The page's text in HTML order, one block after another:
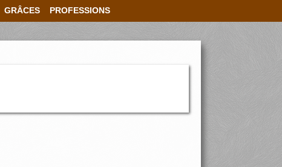
GRÂCES PROFESSIONS